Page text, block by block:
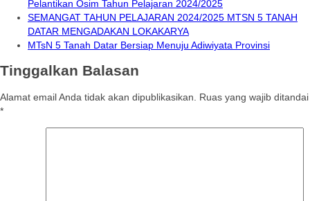
Pelantikan Osim Tahun Pelajaran 2024/2025
SEMANGAT TAHUN PELAJARAN 2024/2025 MTSN 5 TANAH
DATAR MENGADAKAN LOKAKARYA
MTsN 5 Tanah Datar Bersiap Menuju Adiwiyata Provinsi
Tinggalkan Balasan
Alamat email Anda tidak akan dipublikasikan. Ruas yang wajib ditandai
*